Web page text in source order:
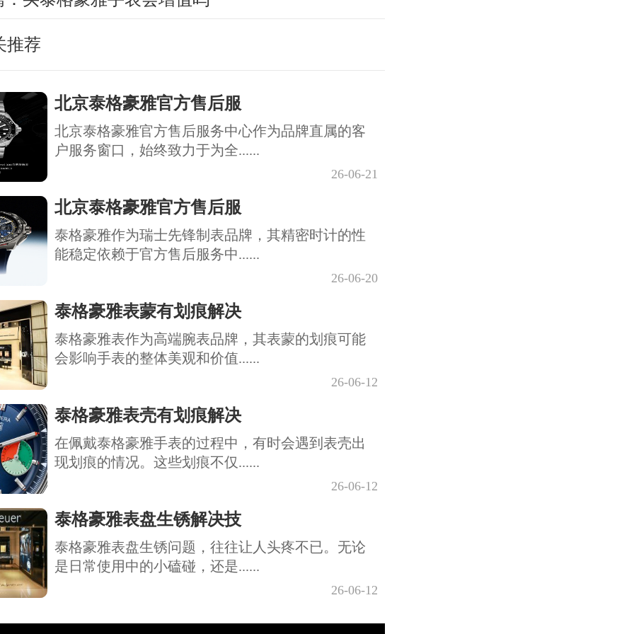
推荐
北京泰格豪雅官方售后服
北京泰格豪雅官方售后服务中心作为品牌直属的客
户服务窗口，始终致力于为全......
26-06-21
北京泰格豪雅官方售后服
泰格豪雅作为瑞士先锋制表品牌，其精密时计的性
能稳定依赖于官方售后服务中......
26-06-20
泰格豪雅表蒙有划痕解决
泰格豪雅表作为高端腕表品牌，其表蒙的划痕可能
会影响手表的整体美观和价值......
26-06-12
泰格豪雅表壳有划痕解决
在佩戴泰格豪雅手表的过程中，有时会遇到表壳出
现划痕的情况。这些划痕不仅......
26-06-12
泰格豪雅表盘生锈解决技
泰格豪雅表盘生锈问题，往往让人头疼不已。无论
是日常使用中的小磕碰，还是......
26-06-12